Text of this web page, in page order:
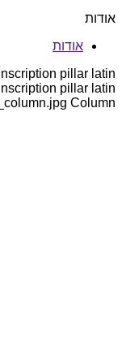
אודות
אודות
pillar latin
pillar latin
_column.jpg Column